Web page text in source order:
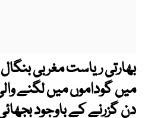
بھارتی ریاست مغربی
دن گزرنے کے باوجود